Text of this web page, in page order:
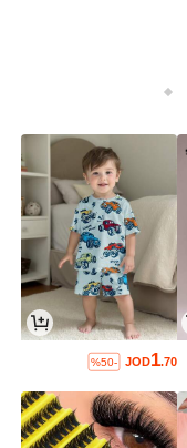
JOD1.70
%50-